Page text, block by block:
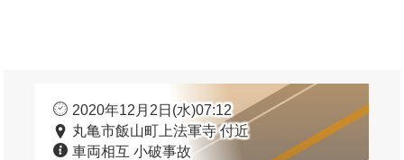
2020年12月2日(水)07:12
丸亀市飯山町上法軍寺 付近
車両相互 小破事故